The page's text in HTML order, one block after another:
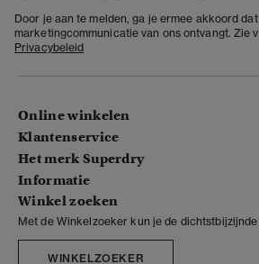
Door je aan te melden, ga je ermee akkoord
marketingcommunicatie van ons ontvangt. Zie
Privacybeleid
Online winkelen
Klantenservice
Het merk Superdry
Informatie
Winkel zoeken
Met de Winkelzoeker kun je de
WINKELZOEKER